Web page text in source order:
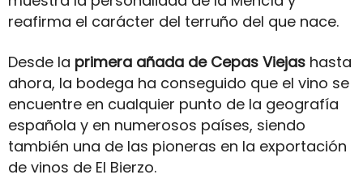
reafirma el carácter del terruño del que nace.
Desde la primera añada de Cepas Viejas hasta
ahora, la bodega ha conseguido que el vino se
encuentre en cualquier punto de la geografía
española y en numerosos países, siendo
también una de las pioneras en la exportación
de vinos de El Bierzo.